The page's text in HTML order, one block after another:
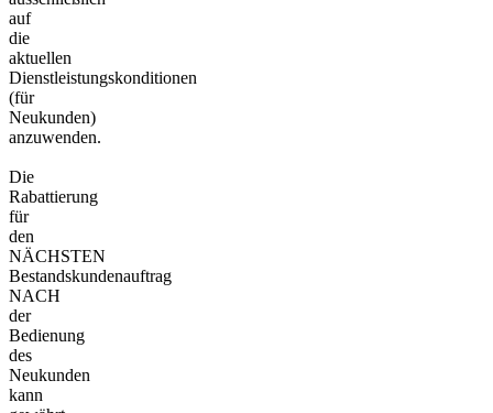
auf
die
aktuellen
Dienstleistungskonditionen
(für
Neukunden)
anzuwenden.
Die
Rabattierung
für
den
NÄCHSTEN
Bestandskundenauftrag
NACH
der
Bedienung
des
Neukunden
kann